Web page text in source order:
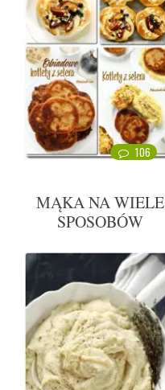
106
MĄKA NA WIELE
SPOSOBÓW